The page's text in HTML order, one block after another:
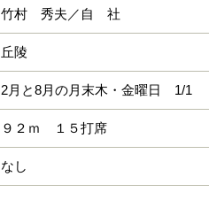
竹村 秀夫／自 社
丘陵
2月と8月の月末木・金曜日 1/1
９２ｍ １５打席
なし